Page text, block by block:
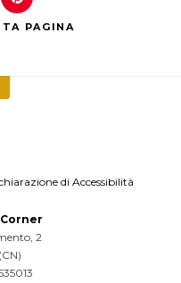
PAGINA
di Accessibilità
2